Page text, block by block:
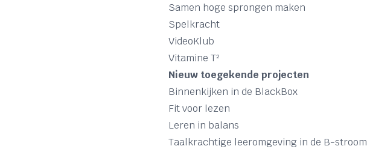
Samen hoge sprongen maken
Spelkracht
VideoKlub
Vitamine T²
Nieuw toegekende projecten
Binnenkijken in de BlackBox
Fit voor lezen
Leren in balans
Taalkrachtige leeromgeving in de B-stroom